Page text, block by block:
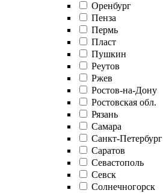
Оренбург
Пенза
Пермь
Пласт
Пушкин
Реутов
Ржев
Ростов-на-Дону
Ростовская обл.
Рязань
Самара
Санкт-Петербург
Саратов
Севастополь
Севск
Солнечногорск